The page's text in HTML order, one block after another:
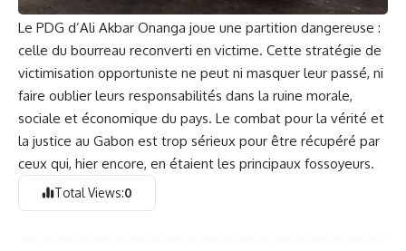
Le PDG d’Ali Akbar Onanga joue une partition dangereuse :
celle du bourreau reconverti en victime. Cette stratégie de
victimisation opportuniste ne peut ni masquer leur passé, ni
faire oublier leurs responsabilités dans la ruine morale,
sociale et économique du pays. Le combat pour la vérité et
la justice au Gabon est trop sérieux pour être récupéré par
ceux qui, hier encore, en étaient les principaux fossoyeurs.
Total Views:0